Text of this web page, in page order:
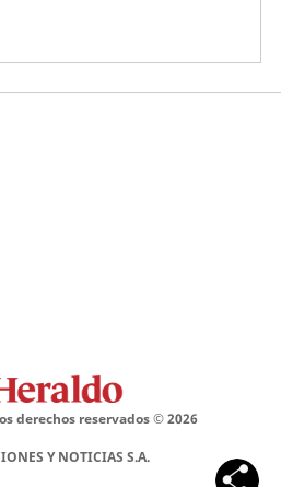
derechos reservados ©2026
Y NOTICIAS S.A.